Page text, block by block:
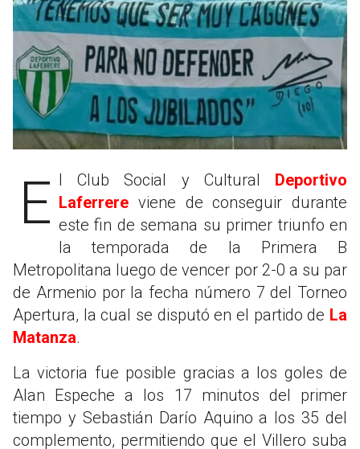
El Club Social y Cultural Deportivo
Laferrere viene de conseguir durante
este fin de semana su primer triunfo en
la temporada de la Primera B
Metropolitana luego de vencer por 2-0 a su par
de Armenio por la fecha número 7 del Torneo
Apertura, la cual se disputó en el partido de La
Matanza.
La victoria fue posible gracias a los goles de
Alan Espeche a los 17 minutos del primer
tiempo y Sebastián Darío Aquino a los 35 del
complemento, permitiendo que el Villero suba